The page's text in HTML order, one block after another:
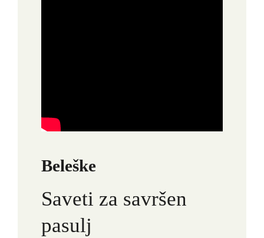
Beleške
Saveti za savršen
pasulj